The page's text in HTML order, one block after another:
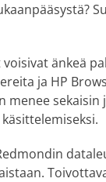
voisivat änkeä
ja HP
menee